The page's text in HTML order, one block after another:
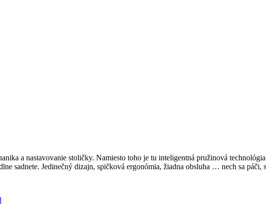
a nastavovanie stoličky. Namiesto toho je tu inteligentná pružinová
sadnete. Jedinečný dizajn, spičková ergonómia, žiadna obsluha … nech sa páči,